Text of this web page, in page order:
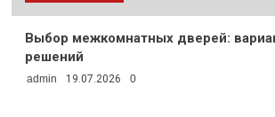
Выбор межкомнатных дверей:
решений
admin 19.07.2026 0